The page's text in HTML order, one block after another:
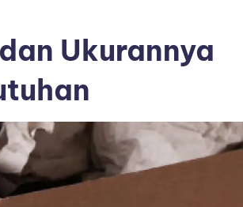
Ukurannya